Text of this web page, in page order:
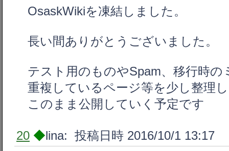
OsaskWikiを凍結しました。
長い間ありがとうございました。
テスト用のものやSpam、移行時の
重複しているページ等を少し整理
このまま公開していく予定です
20 ◆lina: 投稿日時 2016/10/1 13:17